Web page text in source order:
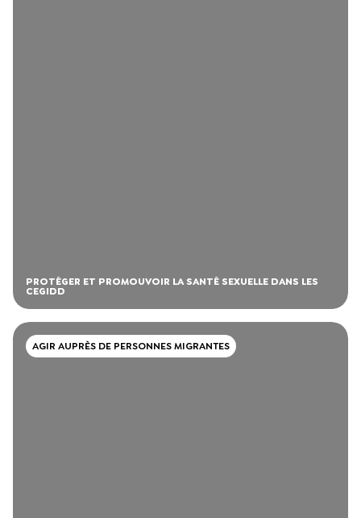
PROTÉGER ET PROMOUVOIR LA SANTÉ SEXUELLE DANS LES
CEGIDD
AGIR AUPRÈS DE PERSONNES MIGRANTES